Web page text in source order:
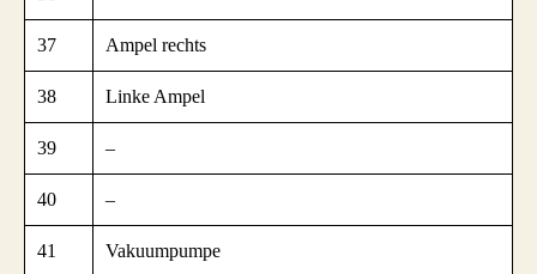
37 Ampel rechts
38 Linke Ampel
39 –
40 –
41 Vakuumpumpe